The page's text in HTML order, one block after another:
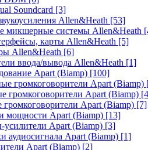
Soundcard [3]
Allen&Heath [53]
микшерные системы Allen&Heath
карты Allen&Heath [5]
Allen&Heath [6]
ввода/вывода Allen&Heath [1]
Apart (Biamp) [100]
громкоговорители Apart (Biamp)
громкоговорители Apart (Biamp)
Apart (Biamp) [7]
мощности Apart (Biamp) [13]
Apart (Biamp) [3]
аудиосигнала Apart (Biamp) [1]
Apart (Biamp) [2]